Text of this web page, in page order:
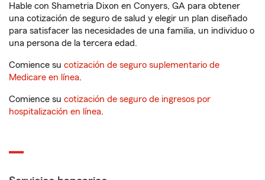
Hable con Shametria Dixon en Conyers, GA para obtener
una cotización de seguro de salud y elegir un plan diseñado
para satisfacer las necesidades de una familia, un individuo o
una persona de la tercera edad.
Comience su cotización de seguro suplementario de
Medicare en línea.
Comience su cotización de seguro de ingresos por
hospitalización en línea.